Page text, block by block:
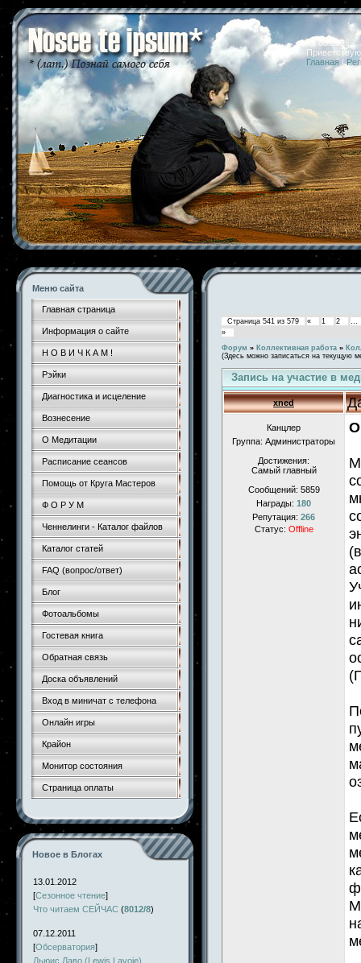
07.08.2026
Главная |
Меню сайта
Главная страница
Информация о сайте
Н О В И Ч К А М !
Рэйки
Диагностика и исцеление
Вознесение
О Медитации
Расписание сеансов
Помощь от Круга Мастеров
Ф О Р У М
Ченнелинги - Каталог файлов
Каталог статей
FAQ (вопрос/ответ)
Блог
Фотоальбомы
Гостевая книга
Обратная связь
Доска объявлений
Вход в миничат с телефона
Онлайн игры
Крайон
Монитор состояния
Страница оплаты
Новое в Блогах
13.01.2012
[Сезонное чтение]
Что читаем СЕЙЧАС (8012/8)
07.12.2011
[Обсерватория]
Льюис Лаво (Lewis Lavoie).
Страница 541 из 579 « 1 2
…
»
Форум » Коллективная работа »
(Здесь можно записаться на текущую
Запись на участие в
xned
Канцлер
Группа: Администраторы
Достижения:
Самый главный
Сообщений: 5859
Награды: 180
Репутация: 266
Статус: Offline
О